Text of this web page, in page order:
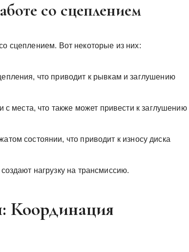
со сцеплением
сцеплением. Вот некоторые из них:
что приводит к рывкам и заглушению
с места, что также может привести к заглушению
состоянии, что приводит к износу диска
нагрузку на трансмиссию.
Координация